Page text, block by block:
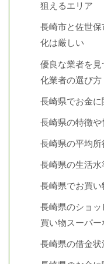
狙えるエリア
長崎市と佐世
化は厳しい
優良な業者を
化業者の選び方
長崎県でお金
長崎県の特徴
長崎県の平均
長崎県の生活
長崎県でお買
長崎県のショ
買い物スーパー
長崎県の借金